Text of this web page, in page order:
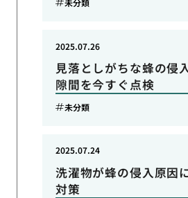
未分類
見落としがちな蜂の侵
隙間を今すぐ点検
2025.07.26
未分類
洗濯物が蜂の侵入原因
対策
2025.07.24